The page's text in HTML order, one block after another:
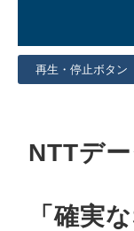
再生・停止ボタン
NTTデ
「確実